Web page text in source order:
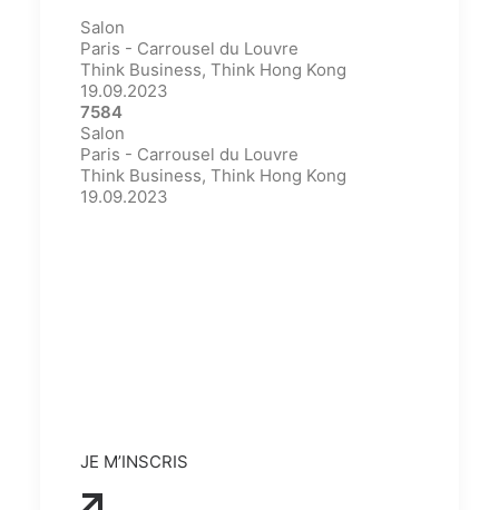
Salon
Paris - Carrousel du Louvre
Think Business, Think Hong Kong
19.09.2023
7584
Salon
Paris - Carrousel du Louvre
Think Business, Think Hong Kong
19.09.2023
JE M’INSCRIS